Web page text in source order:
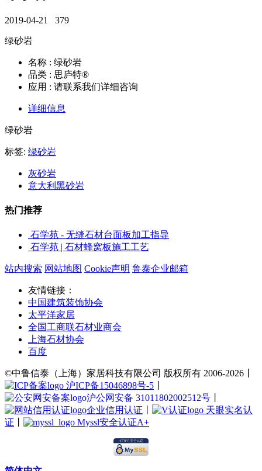
2019-04-21 379
绿砂岩
名称 : 绿砂岩
品类 : 思庐特®
应用 : 请联系我们详细咨询
详细信息
绿砂岩
标签: 绿砂岩
灰砂岩
意大利黑砂岩
热门推荐
石学苑 - 无缝石材台面板加工指导
石学苑 | 石材蜂窝板施工工艺
站内搜索 网站地图 Cookie声明 鲁泰企业邮箱
友情链接：
中国建筑装饰协会
太平洋家居
全国工商联石材业商会
上海石材协会
百度
©中鲁信泰（上海）家居科技有限公司 版权所有 2006-2026丨
沪ICP备15046898号-5
沪公网安备 31011802002512号
企业信用认证
天眼实名认
证
Myssl安全认证A+